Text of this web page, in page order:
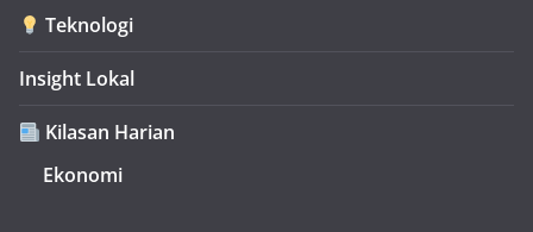
Teknologi
Insight Lokal
Kilasan Harian
Ekonomi